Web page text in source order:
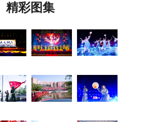
精彩图集